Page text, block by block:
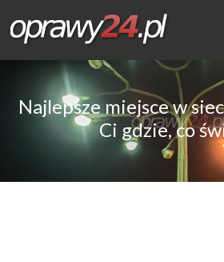
Najlepsze miejsce w
Ci gdzie, co